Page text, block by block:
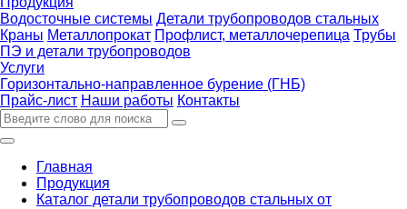
Водосточные системы Детали трубопроводов стальных
Краны Металлопрокат Профлист, металлочерепица Трубы
ПЭ и детали трубопроводов
Услуги
Горизонтально-направленное бурение (ГНБ)
Прайс-лист Наши работы Контакты
Главная
Продукция
Каталог детали трубопроводов стальных от